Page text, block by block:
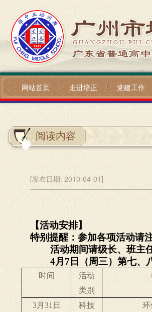
网站首页 走进培正 党建工作
阅读内容
[发布日期: 2010-04-01]
【活动安排】
特别提醒：参加各项活动请
活动期间请级长、班主
4月 7 日（周三）第七、
时间
活动
类别
3月 31 日
科技
环